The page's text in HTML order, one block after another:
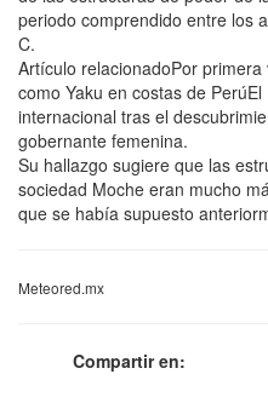
periodo comprendido entre los
C.
Artículo relacionadoPor
como Yaku en costas de
internacional tras el
gobernante femenina.
Su hallazgo sugiere que las
sociedad Moche eran mucho
que se había supuesto
Meteored.mx
Compartir en: